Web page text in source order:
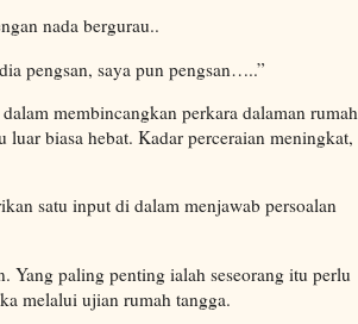
nada bergurau..
pengsan, saya pun pengsan…..”
membincangkan perkara dalaman rumah
biasa hebat. Kadar perceraian meningkat,
satu input di dalam menjawab persoalan
Yang paling penting ialah seseorang itu perlu
melalui ujian rumah tangga.